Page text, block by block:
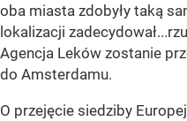
oba miasta zdobyły taką
lokalizacji
Agencja Leków zostanie
do Amsterdamu.
O przejęcie siedziby